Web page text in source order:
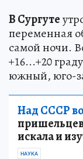
В Сургуте
переменная
самой ночи.
+16...+20
южный, юго-
Над СССР
искала и
НАУКА